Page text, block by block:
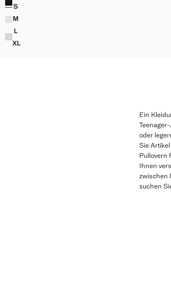
SSTRICKPULLOVER AUS BAUMWOLLE
MSTRICKPULLOVER AUS BAUMWOLLE
L
STRICKPULLOVER AUS BAUMWOLLE
XLSTRICKPULLOVER AUS BAUMWOLLE
Ein
oder
Sie
Pullovern
Ihnen
zwischen
suchen